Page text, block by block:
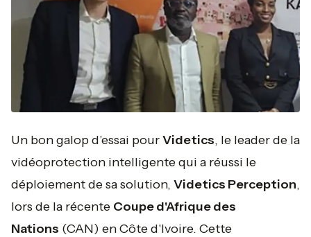
Un bon galop d’essai pourVidetics, le leader de la
vidéoprotection intelligente qui a réussi le
déploiement de sa solution, Videtics Perception,
lors de la récente Coupe d'Afrique des
Nations (CAN) en Côte d'Ivoire. Cette